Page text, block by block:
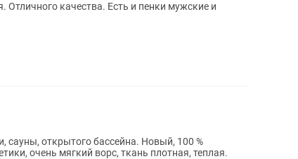
качества. Есть и пенки мужские и
открытого бассейна. Новый, 100 %
очень мягкий ворс, ткань плотная, теплая.